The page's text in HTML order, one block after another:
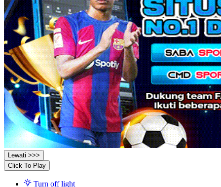
Lewati >>>
Click To Play
Turn off light